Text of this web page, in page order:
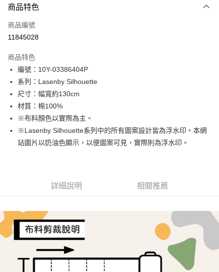
信用卡一次付款
超商取貨付款
Apple Pay
街口支付
Google Pay
AFTEE先享後付
相關說明
【關於「AFTEE先享後付」】
３．安心：先確認商品／服務後，再付款。
１．於結帳方式選擇「AFTEE先享後付」後，將跳轉至「AFTEE先享後付」
結帳頁面，進行簡訊認證並確認金額後，即可完成結帳。
２．訂單成立數日內，您將收到繳費通知簡訊。
３．收到繳費通知簡訊後14天內，點擊此簡訊中的連結，可透過四大超商／
ATM／網路銀行／等多元方式進行付款，方視為交易完成。
※ 請注意：結帳手續完成當下不需立刻繳費，但若您需要取消訂單，請聯絡
購買商品的店家。未經商家同意取消之訂單仍視為有效，需透過AFTEE先享
7-11取貨付款
每筆NT$65，滿NT$1,500(含以上)免運費
每筆NT$150，滿NT$1,500(含以上)免運費
商品特色
商品編號
11845028
商品特色
編號：10Y-03386404P
系列：Lasenby Silhouette
尺寸：幅寬約130cm
材質：棉100%
※布料顏色以實際為主。
※Lasenby Silhouette系列中的所有圖案設計皆為浮水印。本網
站圖片以奶油色顯示，以便圖案可見，實際則為浮水印。
詳細說明 相關推薦